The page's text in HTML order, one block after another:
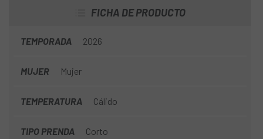
FICHA DE PRODUCTO
TEMPORADA 2026
MUJER Mujer
TEMPERATURA Cálido
TIPO PRENDA Corto